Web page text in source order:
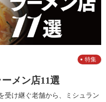
特集
メン店11選
受け継ぐ老舗から、ミシュラン